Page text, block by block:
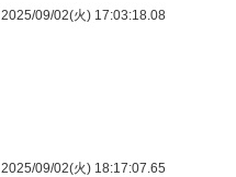
2025/09/02(火) 17:03:18.08
2025/09/02(火) 18:17:07.65